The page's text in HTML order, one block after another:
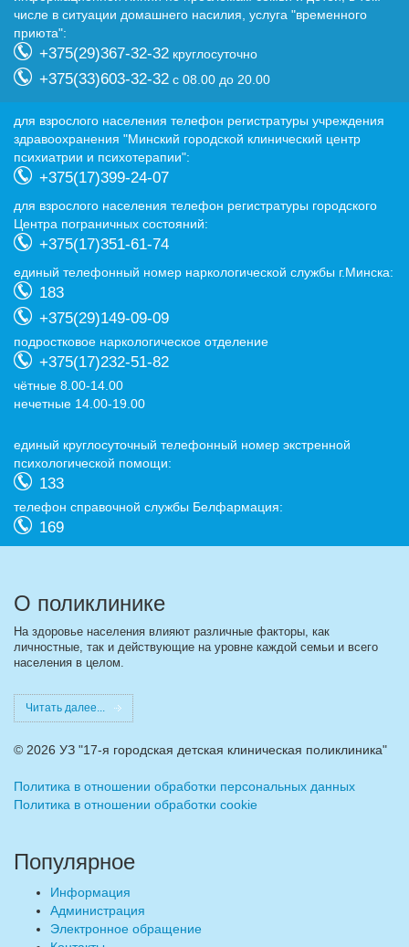
числе в ситуации домашнего насилия, услуга "временного
приюта":
+375(29)367-32-32 круглосуточно
+375(33)603-32-32 с 08.00 до 20.00
для взрослого населения телефон регистратуры учреждения
здравоохранения "Минский городской клинический центр
психиатрии и психотерапии":
+375(17)399-24-07
для взрослого населения телефон регистратуры городского
Центра пограничных состояний:
+375(17)351-61-74
eдиный телефонный номер наркологической службы г.Минска:
183
+375(29)149-09-09
подростковое наркологическое отделение
+375(17)232-51-82
чётные 8.00-14.00
нечетные 14.00-19.00
eдиный круглосуточный телефонный номер экстренной
психологической помощи:
133
телефон справочной службы Белфармация:
169
О поликлинике
На здоровье населения влияют различные факторы, как
личностные, так и действующие на уровне каждой семьи и всего
населения в целом.
Читать далее...
© 2026 УЗ "17-я городская детская клиническая поликлиника"
Политика в отношении обработки персональных данных
Политика в отношении обработки cookie
Популярное
Информация
Администрация
Электронное обращение